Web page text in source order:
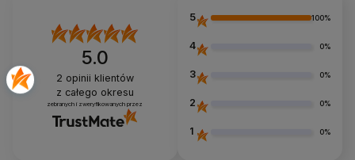
5.0
2 opinii klientów
z całego okresu
zebranych i zweryfikowanych przez
5 100%
4 0%
3 0%
2 0%
1 0%